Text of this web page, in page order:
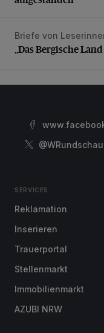
„Das Bergische
Briefe von
„Das Bergische
@WRundschau
SERVICES
Reklamation
Inserieren
Trauerportal
Stellenmarkt
Immobilienmarkt
AZUBI NRW